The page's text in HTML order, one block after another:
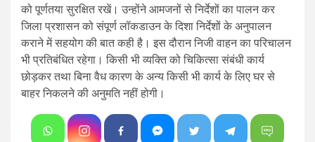
को पूर्णतया सुरक्षित रखें। उन्होंने आमजनों से निर्देशों का पालन कर
जिला प्रशासन को संपूर्ण लॉकडाउन के दिशा निर्देशों के अनुपालन
कराने में सहयोग की बात कही है। इस दौरान निजी वाहन का परिचालन
भी प्रतिबंधित रहेगा। किसी भी व्यक्ति को चिकित्सा संबंधी कार्य
छोड़कर तथा बिना वैध कारण के अन्य किसी भी कार्य के लिए घर से
बाहर निकलने की अनुमति नहीं होगी।